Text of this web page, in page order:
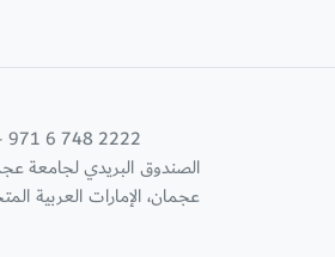
971 6 748 2222
الصندوق البريدي لجامعة
عجمان، الإمارات العربية